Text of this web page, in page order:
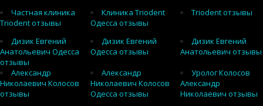
Частная клиника
Triodent отзывы
Клиника Triodent
Одесса отзывы
Triodent отзывы
Дизик Евгений
Анатольевич Одесса
отзывы
Дизик Евгений
Одесса отзывы
Дизик Евгений
Анатольевич отзывы
Александр
Николаевич Колосов
отзывы
Александр
Николаевич Колосов
Одесса отзывы
Уролог Колосов
Александр
Николаевич отзывы